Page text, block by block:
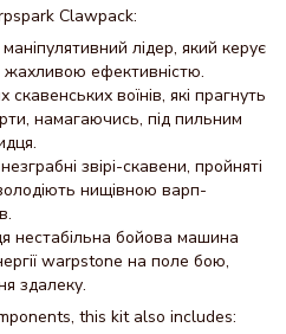
Clawpack:
лідер, який керує
жахливою ефективністю.
воїнів, які прагнуть
намагаючись, під пильним
звірі-скавени, пройняті
нищівною варп-
нестабільна бойова машина
warpstone на поле бою,
здалеку.
this kit also includes: